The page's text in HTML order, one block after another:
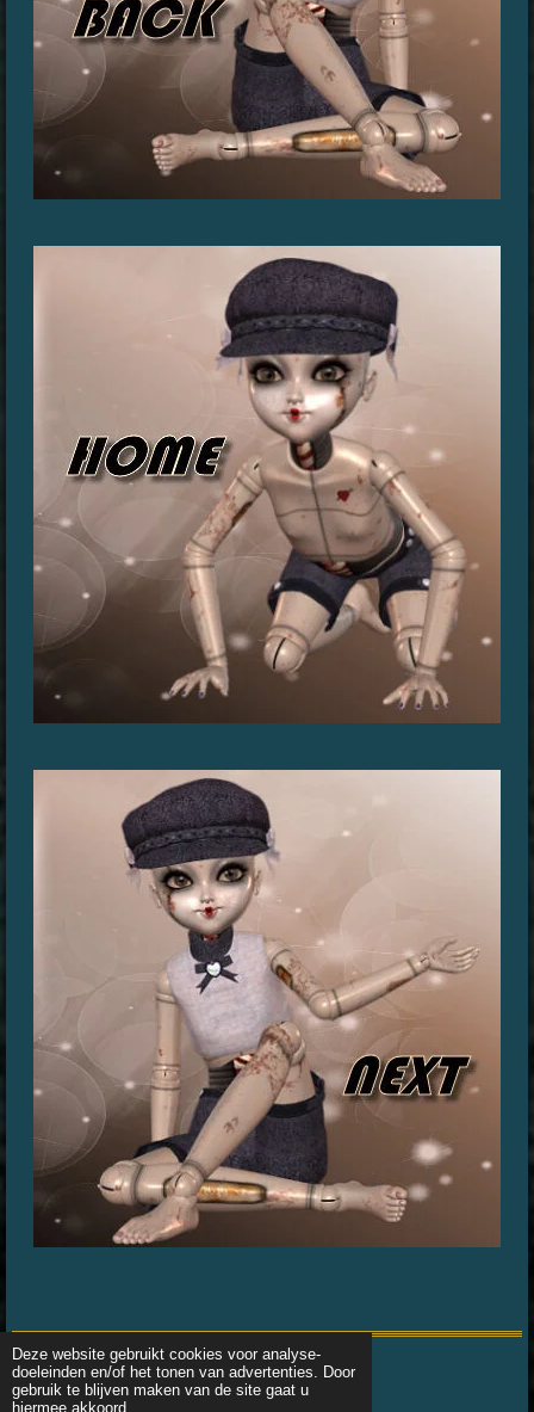
Deze website gebruikt cookies voor analyse-
doeleinden en/of het tonen van advertenties. Door
gebruik te blijven maken van de site gaat u
hiermee akkoord.
© 2016 - 2026 Posertubes-ellydaysan
Powered byJouwWeb